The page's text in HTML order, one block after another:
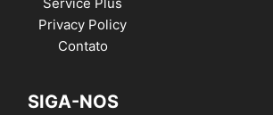
Privacy Policy
Contato
SIGA-NOS